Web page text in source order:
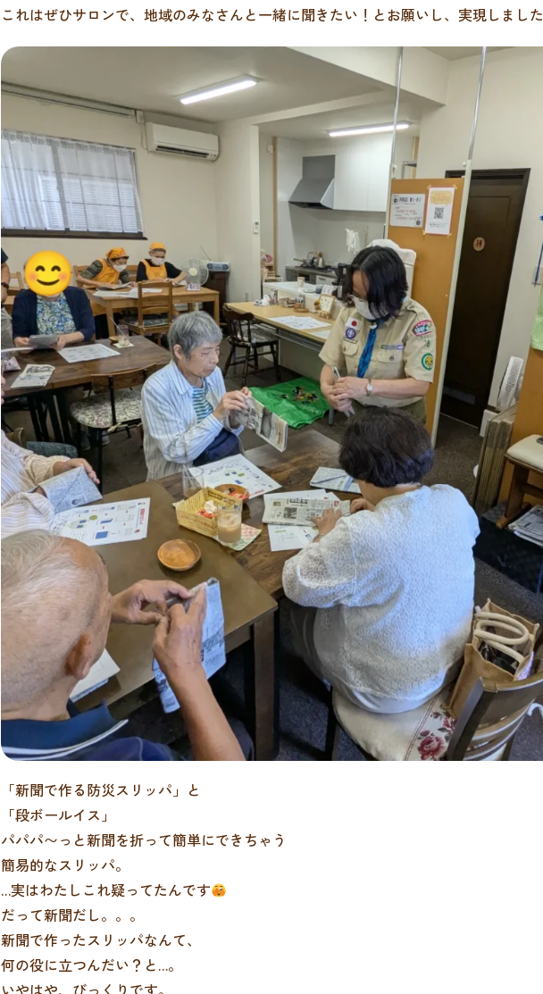
これはぜひサロンで、地域のみなさんと一緒に聞きたい！とお願いし、実現しました
「新聞で作る防災スリッパ」と
「段ボールイス」
パパパ〜っと新聞を折って簡単にできちゃう
簡易的なスリッパ。
…実はわたしこれ疑ってたんです
だって新聞だし。。。
新聞で作ったスリッパなんて、
何の役に立つんだい？と…。